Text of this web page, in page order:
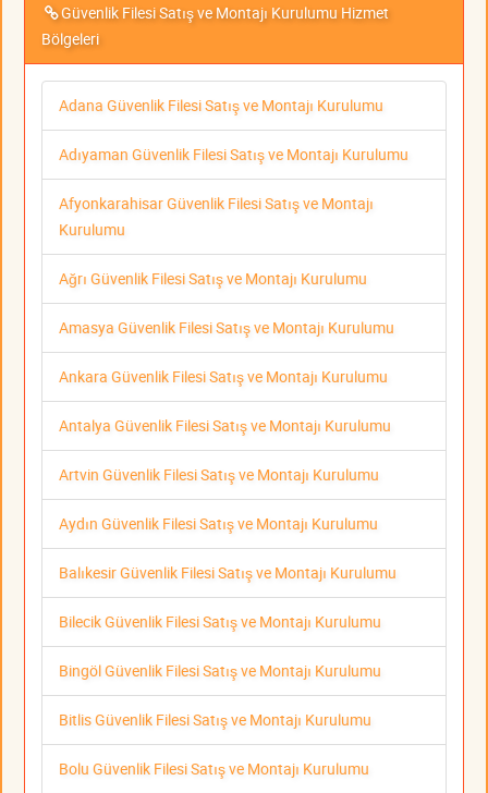
Güvenlik Filesi Satış ve Montajı Kurulumu Hizmet
Bölgeleri
Adana Güvenlik Filesi Satış ve Montajı Kurulumu
Adıyaman Güvenlik Filesi Satış ve Montajı Kurulumu
Afyonkarahisar Güvenlik Filesi Satış ve Montajı
Kurulumu
Ağrı Güvenlik Filesi Satış ve Montajı Kurulumu
Amasya Güvenlik Filesi Satış ve Montajı Kurulumu
Ankara Güvenlik Filesi Satış ve Montajı Kurulumu
Antalya Güvenlik Filesi Satış ve Montajı Kurulumu
Artvin Güvenlik Filesi Satış ve Montajı Kurulumu
Aydın Güvenlik Filesi Satış ve Montajı Kurulumu
Balıkesir Güvenlik Filesi Satış ve Montajı Kurulumu
Bilecik Güvenlik Filesi Satış ve Montajı Kurulumu
Bingöl Güvenlik Filesi Satış ve Montajı Kurulumu
Bitlis Güvenlik Filesi Satış ve Montajı Kurulumu
Bolu Güvenlik Filesi Satış ve Montajı Kurulumu